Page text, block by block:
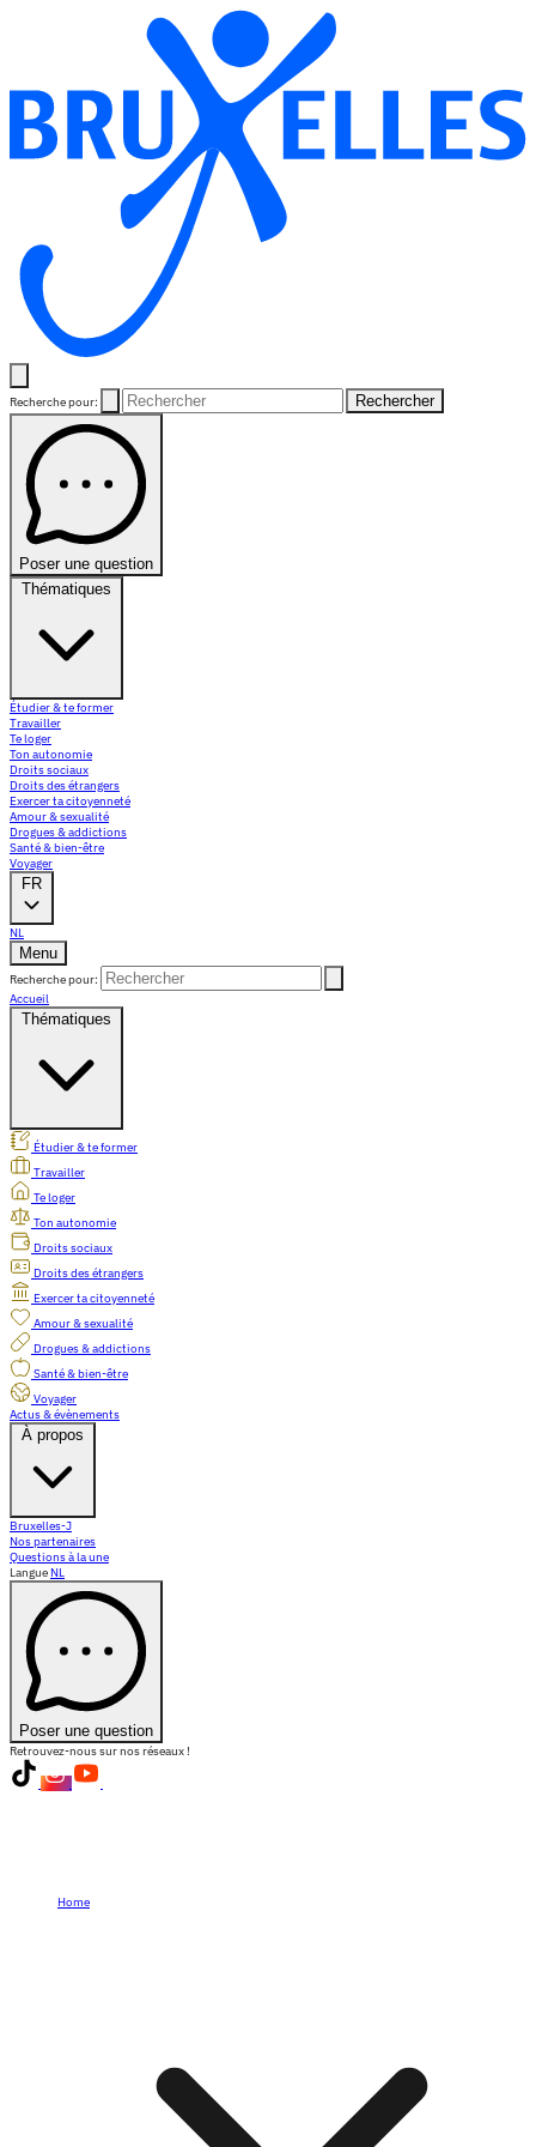
Recherche pour: Rechercher
Poser une question
Thématiques
Étudier & te former
Travailler
Te loger
Ton autonomie
Droits sociaux
Droits des étrangers
Exercer ta citoyenneté
Amour & sexualité
Drogues & addictions
Santé & bien-être
Voyager
FR
NL
Menu
Recherche pour:
Accueil
Thématiques
Étudier & te former
Travailler
Te loger
Ton autonomie
Droits sociaux
Droits des étrangers
Exercer ta citoyenneté
Amour & sexualité
Drogues & addictions
Santé & bien-être
Voyager
Actus & évènements
À propos
Bruxelles-J
Nos partenaires
Questions à la une
Langue NL
Poser une question
Retrouvez-nous sur nos réseaux !
Home